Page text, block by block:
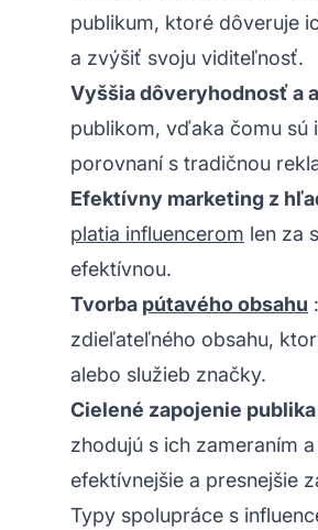
publikum, ktoré dôveruje
a zvýšiť svoju viditeľnosť.
Vyššia dôveryhodnosť a
publikom, vďaka čomu sú
porovnaní s tradičnou
Efektívny marketing z
platia influencerom len za
efektívnou.
Tvorba pútavého obsahu
zdieľateľného obsahu,
alebo služieb značky.
Cielené zapojenie publika
zhodujú s ich zameraním
efektívnejšie a presnejšie
Typy spolupráce s